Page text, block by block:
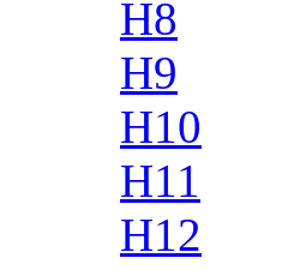
H8
H9
H10
H11
H12